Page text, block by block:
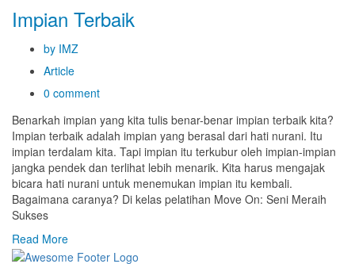
Impian Terbaik
by IMZ
Article
0 comment
Benarkah impian yang kita tulis benar-benar impian terbaik kita?
Impian terbaik adalah impian yang berasal dari hati nurani. Itu
impian terdalam kita. Tapi impian itu terkubur oleh impian-impian
jangka pendek dan terlihat lebih menarik. Kita harus mengajak
bicara hati nurani untuk menemukan impian itu kembali.
Bagaimana caranya? Di kelas pelatihan Move On: Seni Meraih
Sukses
Read More